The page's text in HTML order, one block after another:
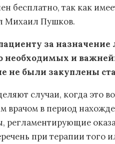
бесплатно, так как
Михаил Пушков.
за назначение
необходимых и
не были закуплены
случаи, когда это
врачом в период
регламентирующие
при терапии того